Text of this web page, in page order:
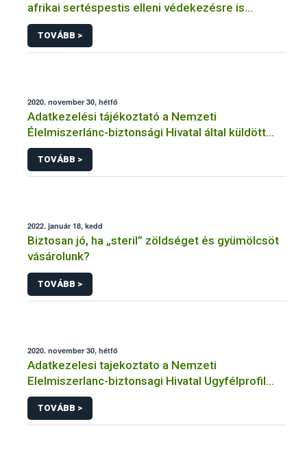
afrikai sertéspestis elleni védekezésre is
figyelniük kell a hazai állattartóknak
TOVÁBB >
2020. november 30, hétfő
Adatkezelési tájékoztató a Nemzeti
Élelmiszerlánc-biztonsági Hivatal által küldött
tájékoztatók küldéséhez történő regisztrációhoz
kapcsolódó adatkezelések vonatkozásában
TOVÁBB >
2022. január 18, kedd
Biztosan jó, ha „steril” zöldséget és gyümölcsöt
vásárolunk?
TOVÁBB >
2020. november 30, hétfő
Adatkezelesi tajekoztato a Nemzeti
Elelmiszerlanc-biztonsagi Hivatal Ugyfélprofil
Rendszerben erdeszeti szaporitoanyag
temakorben intezheto kozhatalmi eljarasaihoz
kapcsolodo adatkezelesehez
TOVÁBB >